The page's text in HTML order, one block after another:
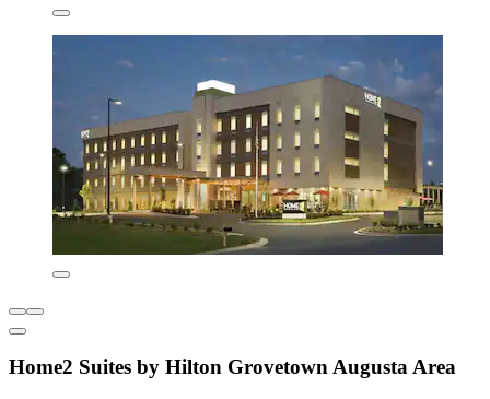
Home2 Suites by Hilton Grovetown Augusta Area